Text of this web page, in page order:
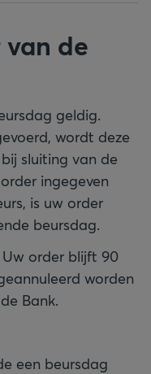
de
geldig.
wordt deze
sluiting van de
ingegeven
is uw order
beursdag.
order blijft 90
worden
Bank.
een beursdag